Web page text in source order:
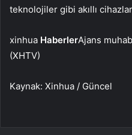
teknolojiler gibi akıllı
xinhua HaberlerAjans
(XHTV)
Kaynak: Xinhua / Güncel